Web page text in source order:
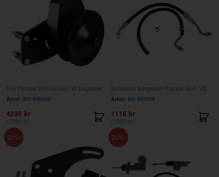
P/S Pumpe 289/302/351W Saginaw
Artnr: BU-800330
4236 kr
Schlauch Borgeson Pumpe-Box, V8
Artnr: BU-925108
1116 kr
20
20